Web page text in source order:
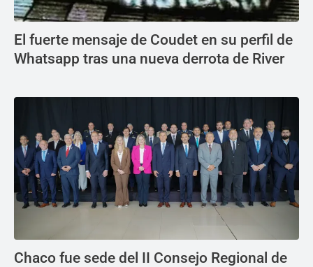
El fuerte mensaje de Coudet en su perfil de
Whatsapp tras una nueva derrota de River
Chaco fue sede del II Consejo Regional de